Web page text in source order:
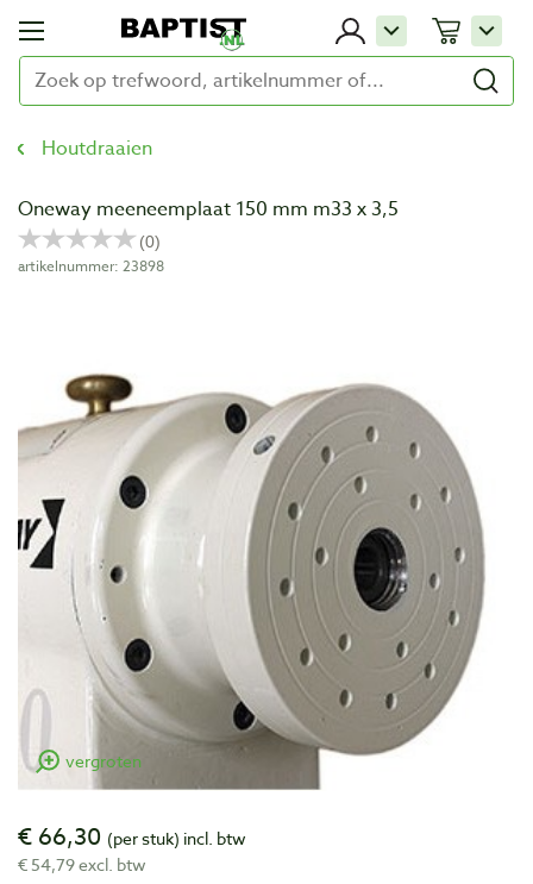
Houtdraaien
Oneway meeneemplaat 150 mm m33 x 3,5
artikelnummer: 23898
vergroten
€ 66,30 (per stuk) incl. btw
€ 54,79 excl. btw